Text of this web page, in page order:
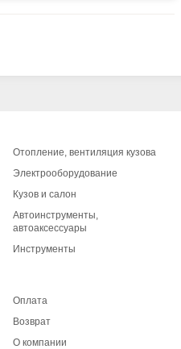
Отопление, вентиляция кузова
Электрооборудование
Кузов и салон
Автоинструменты,
автоаксессуары
Инструменты
Оплата
Возврат
О компании